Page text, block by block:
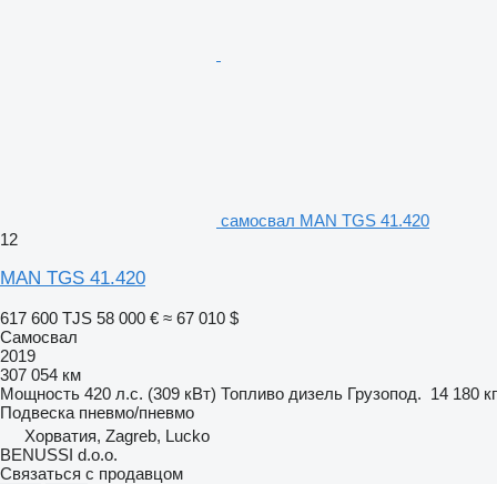
самосвал MAN TGS 41.420
12
MAN TGS 41.420
617 600 TJS 58 000 € ≈ 67 010 $
Самосвал
2019
307 054 км
Мощность 420 л.с. (309 кВт) Топливо дизель Грузопод. 14 180 кг
Подвеска пневмо/пневмо
Хорватия, Zagreb, Lucko
BENUSSI d.o.o.
Связаться с продавцом